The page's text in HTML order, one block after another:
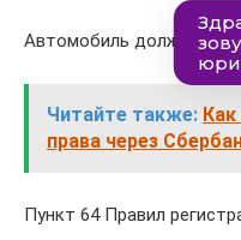
Автомобиль должен
Читайте также:
права через
Пункт 64 Правил